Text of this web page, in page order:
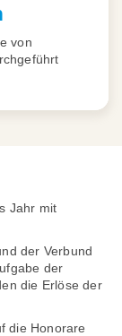
von
Jahr mit
der Verbund
der
die Erlöse der
die Honorare